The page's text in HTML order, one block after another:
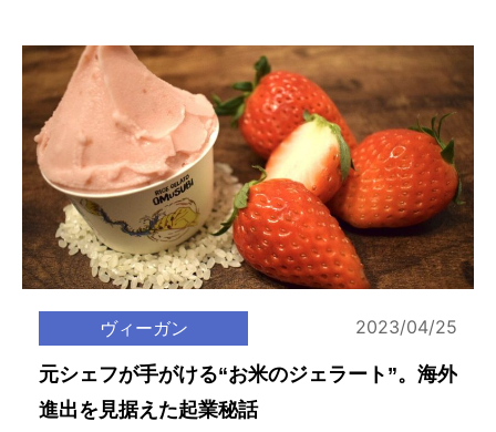
ヴィーガン 2023/04/25
元シェフが手がける“お米のジェラート”。海外
進出を見据えた起業秘話